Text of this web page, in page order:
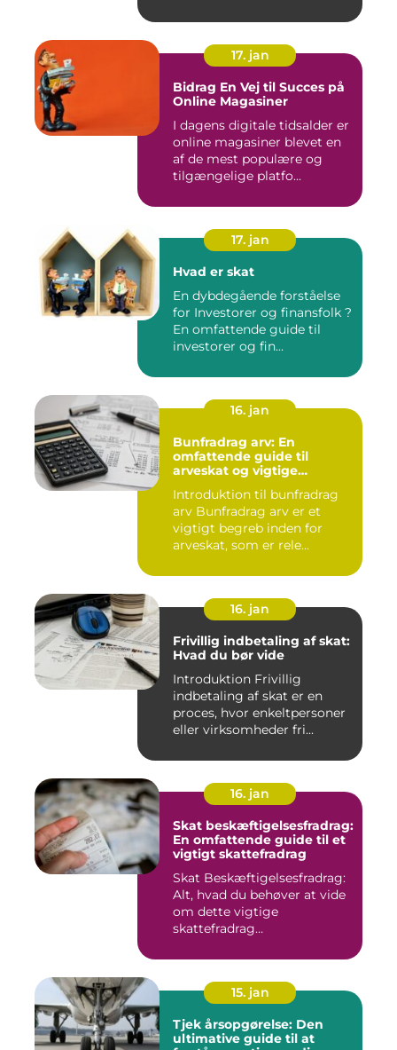
17. jan
Bidrag En Vej til Succes på
Online Magasiner
I dagens digitale tidsalder er
online magasiner blevet en
af de mest populære og
tilgængelige platfo...
17. jan
Hvad er skat
En dybdegående forståelse
for Investorer og finansfolk ?
En omfattende guide til
investorer og fin...
16. jan
Bunfradrag arv: En
omfattende guide til
arveskat og vigtige
og finansfolk
Introduktion til bunfradrag
arv Bunfradrag arv er et
vigtigt begreb inden for
arveskat, som er rele...
16. jan
Frivillig indbetaling af skat:
Hvad du bør vide
Introduktion Frivillig
indbetaling af skat er en
proces, hvor enkeltpersoner
eller virksomheder fri...
16. jan
Skat beskæftigelsesfradrag:
En omfattende guide til et
vigtigt skattefradrag
Skat Beskæftigelsesfradrag:
Alt, hvad du behøver at vide
om dette vigtige
skattefradrag
15. jan
Tjek årsopgørelse: Den
ultimative guide til at